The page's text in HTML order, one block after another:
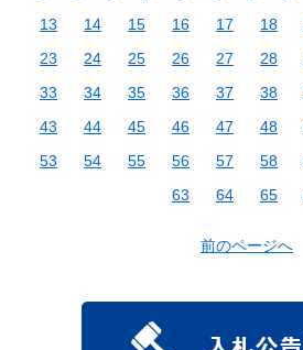
13
14 15 16 17 18
23
24 25 26 27 28
33
34 35 36 37 38
43
44 45 46 47 48
53
54 55 56 57 58
63
64 65
前のページへ